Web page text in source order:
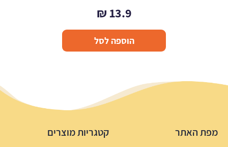
13.9
₪
הוספה לסל
מפת האתר קטגריות מוצרים